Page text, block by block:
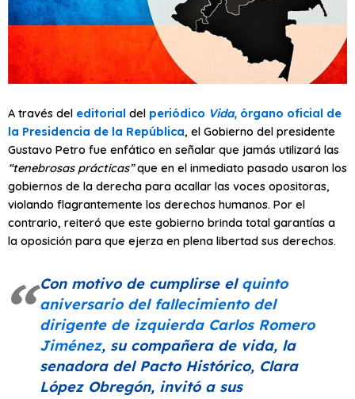
A través del editorial del periódico Vida, órgano oficial de
la Presidencia de la República, el Gobierno del presidente
Gustavo Petro fue enfático en señalar que jamás utilizará las
“tenebrosas prácticas”que en el inmediato pasado usaron los
gobiernos de la derecha para acallar las voces opositoras,
violando flagrantemente los derechos humanos. Por el
contrario, reiteró que este gobierno brinda total garantías a
la oposición para que ejerza en plena libertad sus derechos.
Con motivo de cumplirse el quinto
aniversario del fallecimiento del
dirigente de izquierda Carlos Romero
Jiménez, su compañera de vida, la
senadora del Pacto Histórico, Clara
López Obregón, invitó a sus